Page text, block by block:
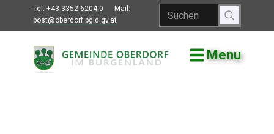
Tel: +43 3352 6204-0
Mail:
post@oberdorf.bgld.gv.at
Menu
Willkommen